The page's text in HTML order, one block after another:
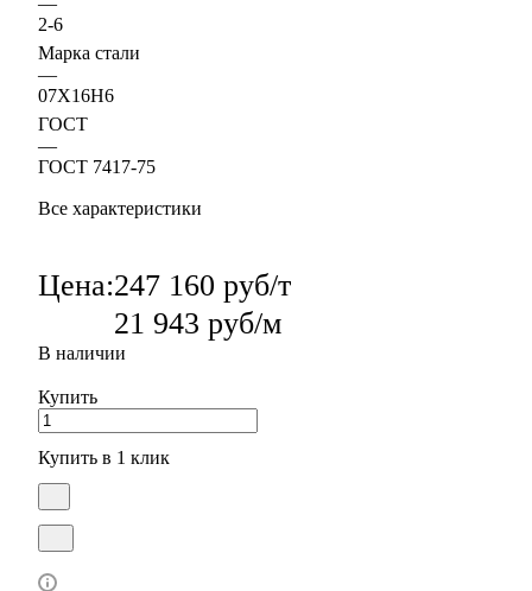
2-6
Марка стали
—
07Х16Н6
ГОСТ
—
ГОСТ 7417-75
Все характеристики
Цена:247 160 руб/т
21 943 руб/м
В наличии
Купить
Купить в 1 клик